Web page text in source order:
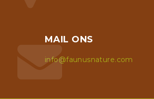
MAIL ONS
info@faunusnature.com